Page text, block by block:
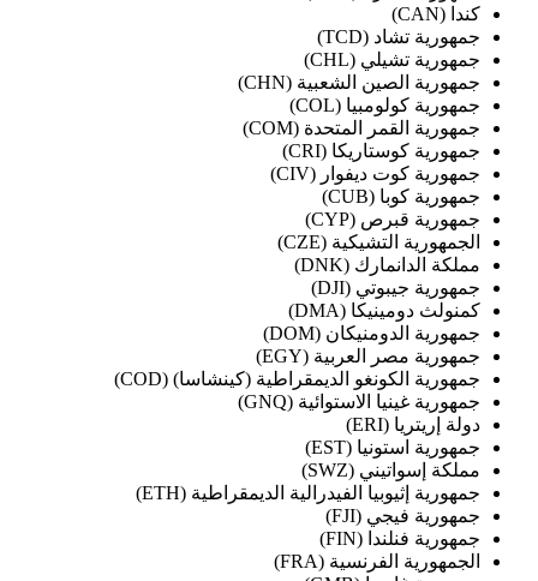
كندا (CAN)
جمهورية تشاد (TCD)
جمهورية تشيلي (CHL)
جمهورية الصين الشعبية (CHN)
جمهورية كولومبيا (COL)
جمهورية القمر المتحدة (COM)
جمهورية كوستاريكا (CRI)
جمهورية كوت ديفوار (CIV)
جمهورية كوبا (CUB)
جمهورية قبرص (CYP)
الجمهورية التشيكية (CZE)
مملكة الدانمارك (DNK)
جمهورية جيبوتي (DJI)
كمنولث دومينيكا (DMA)
جمهورية الدومنيكان (DOM)
جمهورية مصر العربية (EGY)
جمهورية الكونغو الديمقراطية (كينشاسا) (COD)
جمهورية غينيا الاستوائية (GNQ)
دولة إريتريا (ERI)
جمهورية استونيا (EST)
مملكة إسواتيني (SWZ)
جمهورية إثيوبيا الفيدرالية الديمقراطية (ETH)
جمهورية فيجي (FJI)
جمهورية فنلندا (FIN)
الجمهورية الفرنسية (FRA)